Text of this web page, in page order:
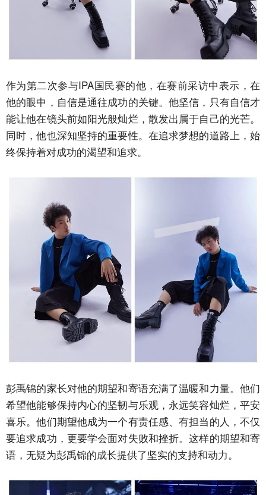
作为第二次参与IPA国民赛的他，在赛前采访中表示，在
他的眼中，自信是通往成功的关键。他坚信，只有自信才
能让他在镜头前如阳光般灿烂，散发出属于自己的光芒。
同时，他也深知坚持的重要性。在追求梦想的道路上，始
终保持着对成功的渴望和追求。
彭禹锦的家长对他的期望和寄语充满了温暖和力量。他们
希望他能够保持内心的坚韧与乐观，永远笑容灿烂，平安
喜乐。他们期望他成为一个有责任感、有担当的人，不仅
要追求成功，更要学会面对失败和挫折。这样的期望和寄
语，无疑为彭禹锦的成长提供了坚实的支持和动力。